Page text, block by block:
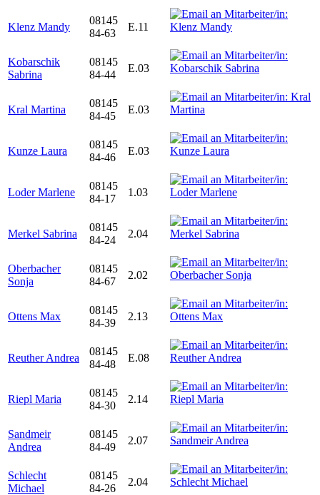
Klenz Mandy
08145
84-63
E.11
Kobarschik
Sabrina
08145
84-44
E.03
Kral Martina
08145
84-45
E.03
Kunze Laura
08145
84-46
E.03
Loder Marlene
08145
84-17
1.03
Merkel Sabrina
08145
84-24
2.04
Oberbacher
Sonja
08145
84-67
2.02
Ottens Max
08145
84-39
2.13
Reuther Andrea
08145
84-48
E.08
Riepl Maria
08145
84-30
2.14
Sandmeir
Andrea
08145
84-49
2.07
Schlecht
Michael
08145
84-26
2.04